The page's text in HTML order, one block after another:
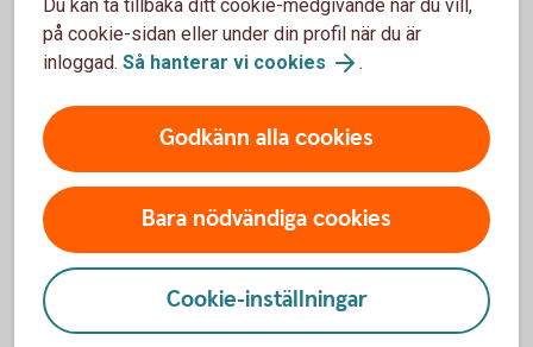
Vad är skillnaden på rörlig och bunden ränta?
Vad betyder bindningstid på bolån?
Vad är effektiv ränta?
Du kan ta tillbaka ditt cookie-medgivande när du vill,
på cookie-sidan eller under din profil när du är
inloggad. Så hanterar vi cookies .
Godkänn alla cookies
Bara nödvändiga cookies
Cookie-inställningar